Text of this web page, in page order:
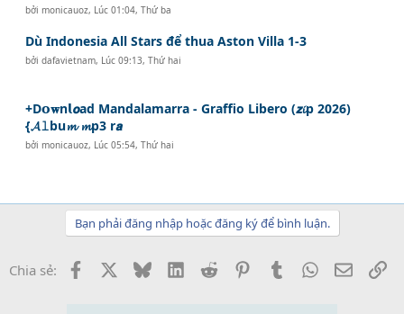
bởimonicauoz, Lúc 01:04, Thứ ba
Dù Indonesia All Stars để thua Aston Villa 1-3
bởidafavietnam, Lúc 09:13, Thứ hai
+D𝗼𝐰n𝗹𝙤ad Mandalamarra - Graffio Libero (𝙯𝓲p 2026)
{𝓐𝚕bu𝓶 𝓶p3 r𝙖
bởimonicauoz, Lúc 05:54, Thứ hai
Bạn phải đăng nhập hoặc đăng ký để bình luận.
Chia sẻ: Facebook BlueskyLinkedInReddit PinterestTumblrWhatsApp
Email